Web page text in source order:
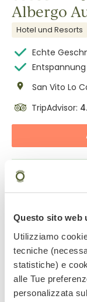
Questo sito web
Utilizziamo
tecniche
statistiche) e
alle Tue
personalizzata
Albergo
Hotel und Resorts
Echte
San Vito Lo
TripAdvisor:
Verfügbarkeit
Öko-